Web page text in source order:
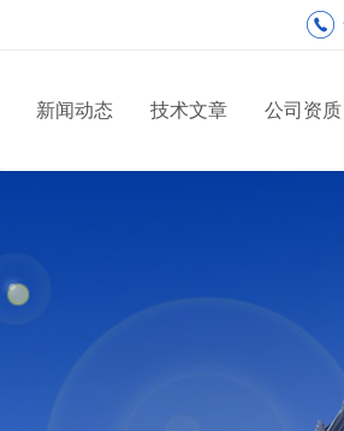
新闻动态 技术文章 公司资质